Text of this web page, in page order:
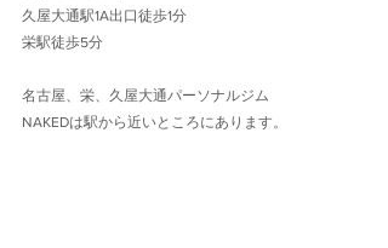
久屋大通駅1A出口徒歩1分
栄駅徒歩5分
名古屋、栄、久屋大通パーソナルジム
NAKEDは駅から近いところにあります。